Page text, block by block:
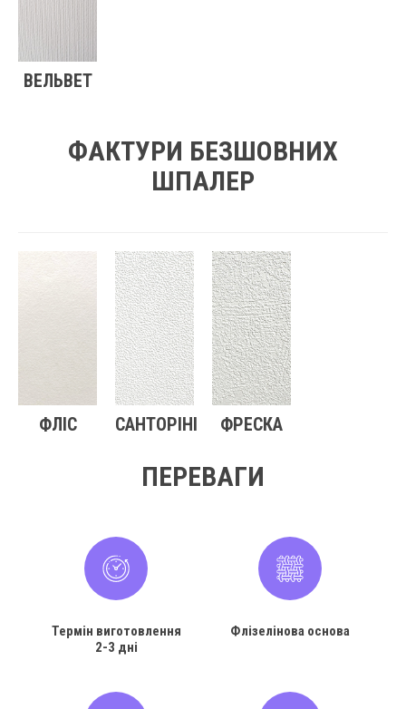
ВЕЛЬВЕТ
ФАКТУРИ БЕЗШОВНИХ
ШПАЛЕР
ФЛІС САНТОРІНІ ФРЕСКА
ПЕРЕВАГИ
Термін виготовлення
2-3 дні
Флізелінова основа